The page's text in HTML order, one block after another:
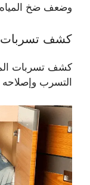
وضعف ضخ
كشف تسربات
كشف تسربات
التسرب وإصلاحه